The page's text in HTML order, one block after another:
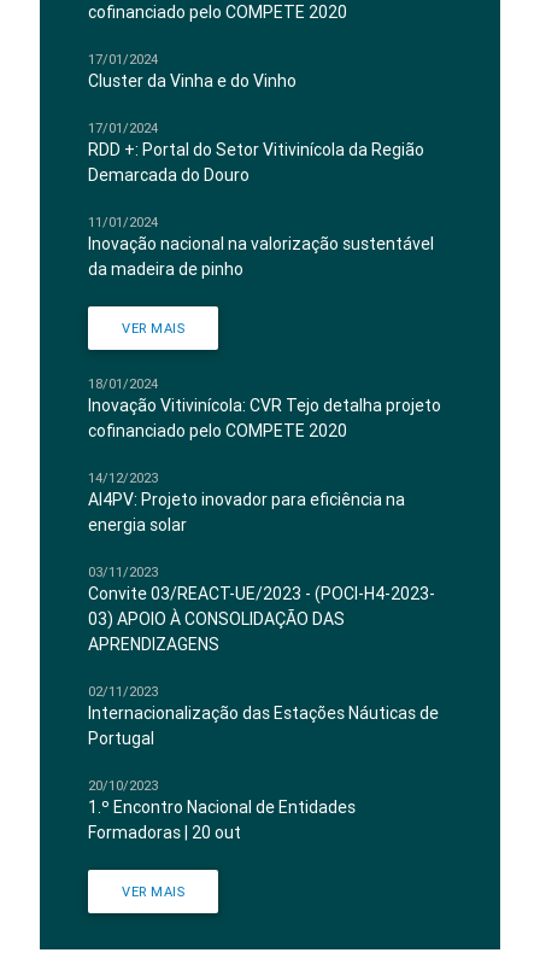
cofinanciado pelo COMPETE 2020
17/01/2024
Cluster da Vinha e do Vinho
17/01/2024
RDD +: Portal do Setor Vitivinícola da Região
Demarcada do Douro
11/01/2024
Inovação nacional na valorização sustentável
da madeira de pinho
VER MAIS
18/01/2024
Inovação Vitivinícola: CVR Tejo detalha projeto
cofinanciado pelo COMPETE 2020
14/12/2023
AI4PV: Projeto inovador para eficiência na
energia solar
03/11/2023
Convite 03/REACT-UE/2023 - (POCI-H4-2023-
03) APOIO À CONSOLIDAÇÃO DAS
APRENDIZAGENS
02/11/2023
Internacionalização das Estações Náuticas de
Portugal
20/10/2023
1.º Encontro Nacional de Entidades
Formadoras | 20 out
VER MAIS